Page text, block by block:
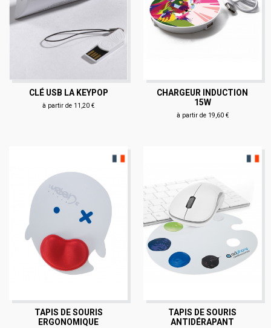
CLÉ USB LA KEYPOP
à partir de 11,20 €
CHARGEUR INDUCTION
15W
à partir de 19,60 €
TAPIS DE SOURIS
ERGONOMIQUE
TAPIS DE SOURIS
ANTIDÉRAPANT